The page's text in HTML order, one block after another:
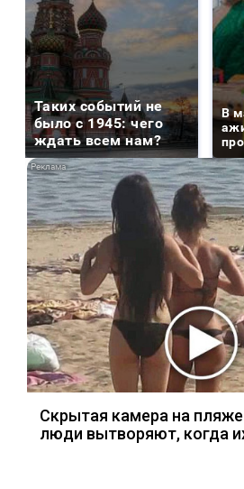
Таких событий не
было с 1945: чего
ждать всем нам?
В
Скрытая камера на
люди вытворяют, когда